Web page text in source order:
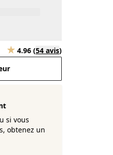
4.96 (54 avis)
si vous
obtenez un